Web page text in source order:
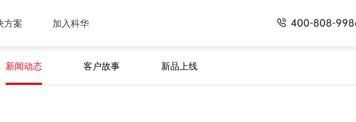
方案 加入科华 400-808-
新闻动态 客户故事 新品上线